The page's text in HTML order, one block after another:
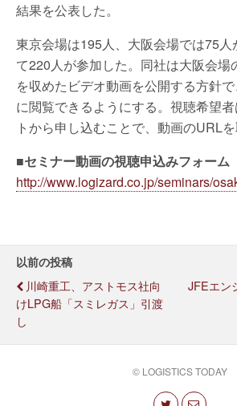
結果を公表した。
東京会場は195人、大阪会場では75
て220人が参加した。同社は大阪会場
を収めたビデオ動画を公開する方針
に閲覧できるようにする。視聴希望
トから申し込むことで、動画のURLを
■セミナー動画の視聴申込みフォーム
http://www.logizard.co.jp/seminars/
以前の投稿
川崎重工、アストモス社向
けLPG船「スミレガス」引渡
し
JFEエン
© LOGISTICS TODAY